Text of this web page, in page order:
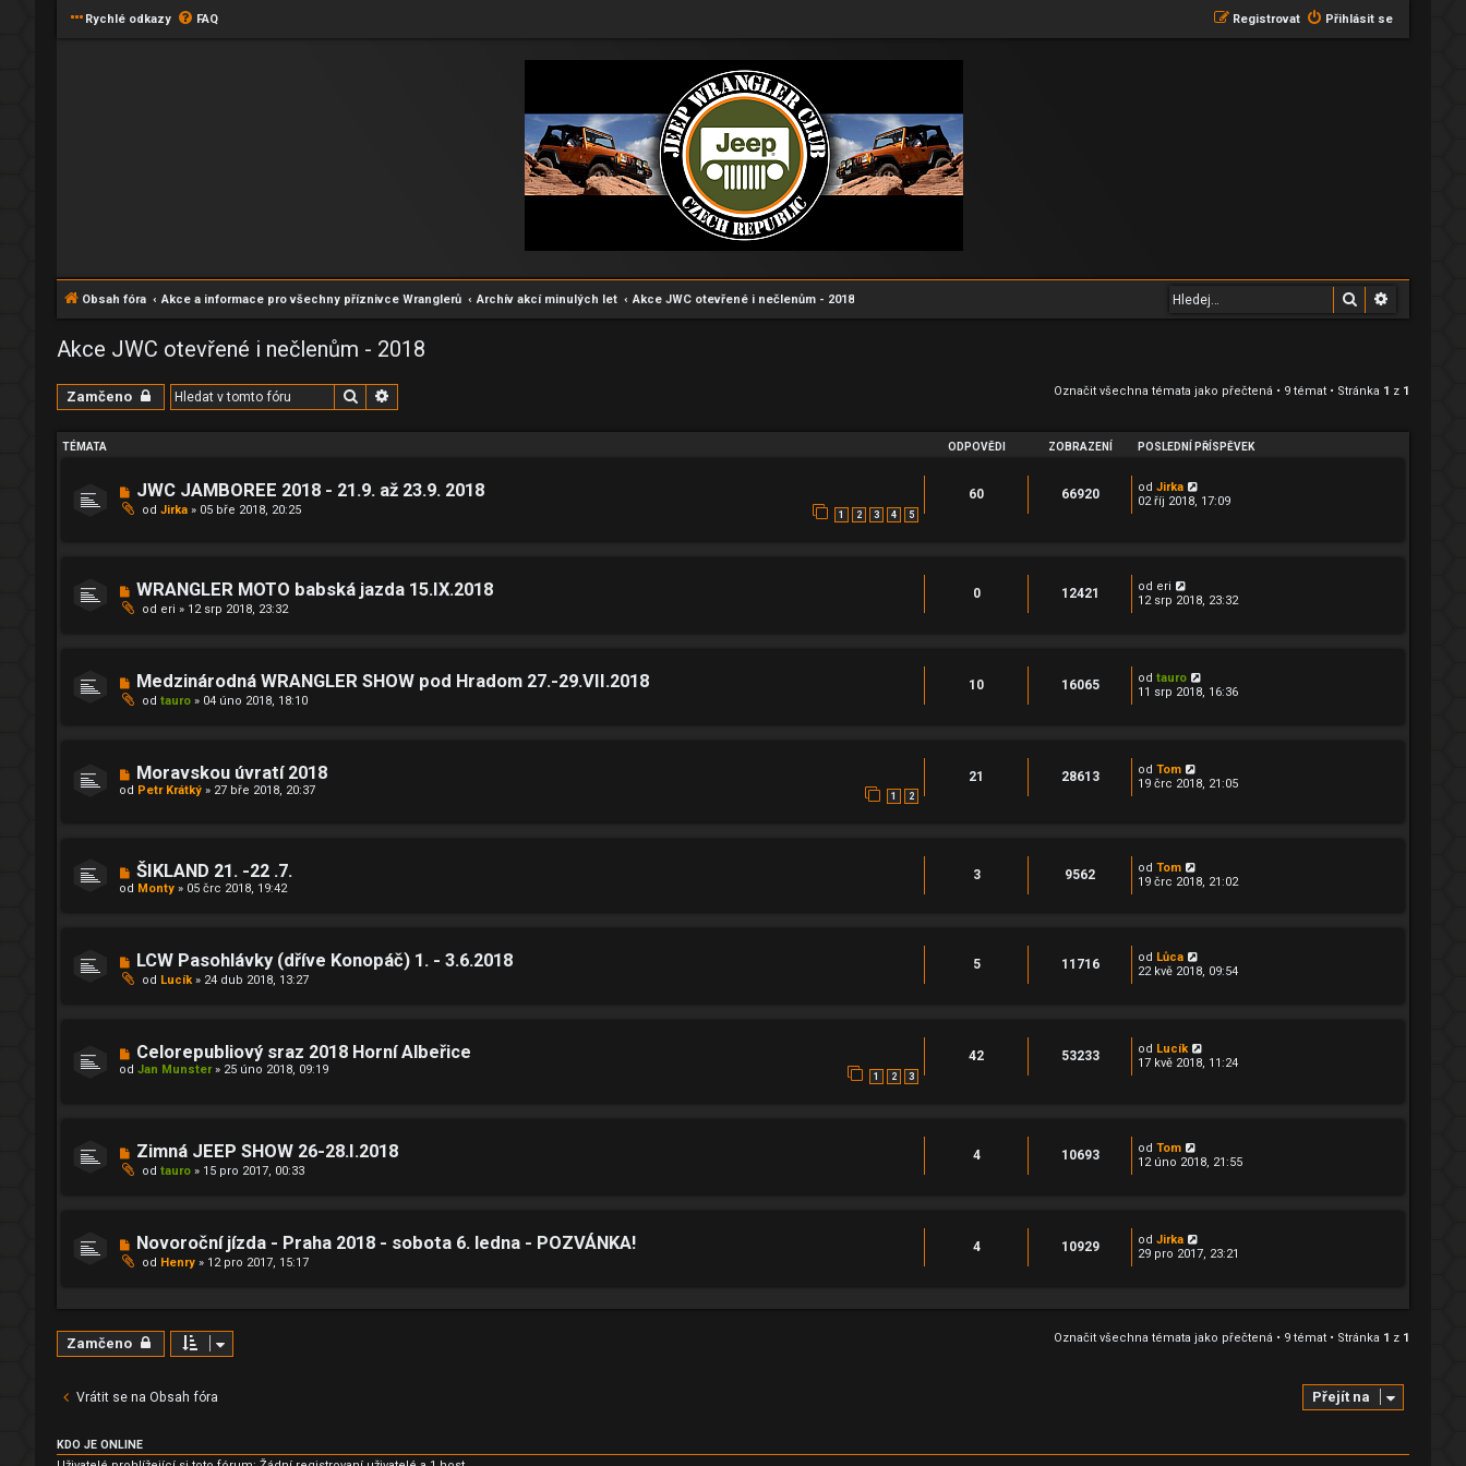
Rychlé odkazy FAQ Přihlásit se
Registrovat
Obsah fóra Akce a informace pro všechny příznivce Wranglerů Archív akcí minulých let Akce JWC otevřené i nečlenům - 2018 Hledat
Akce JWC otevřené i nečlenům - 2018
Zamčeno Hledat Označit všechna témata jako přečtená • 9 témat • Stránka 1 z 1
TÉMATA ODPOVĚDI ZOBRAZENÍ POSLEDNÍ PŘÍSPĚVEK
JWC JAMBOREE 2018 - 21.9. až 23.9. 2018
od Jirka » 05 bře 2018, 20:25 1 2 3 4 5
60 66920 od Jirka
02 říj 2018, 17:09
WRANGLER MOTO babská jazda 15.IX.2018
od eri » 12 srp 2018, 23:32
0 12421 od eri
12 srp 2018, 23:32
Medzinárodná WRANGLER SHOW pod Hradom 27.-29.VII.2018
od tauro » 04 úno 2018, 18:10
10 16065 od tauro
11 srp 2018, 16:36
Moravskou úvratí 2018
od Petr Krátký » 27 bře 2018, 20:37 1 2
21 28613 od Tom
19 črc 2018, 21:05
ŠIKLAND 21. -22 .7.
od Monty » 05 črc 2018, 19:42
3 9562 od Tom
19 črc 2018, 21:02
LCW Pasohlávky (dříve Konopáč) 1. - 3.6.2018
od Lucík» 24 dub 2018, 13:27
5 11716 od Lůca
22 kvě 2018, 09:54
Celorepubliový sraz 2018 Horní Albeřice
od Jan Munster» 25 úno 2018, 09:19 1 2 3
42 53233 od Lucík
17 kvě 2018, 11:24
Zimná JEEP SHOW 26-28.I.2018
od tauro » 15 pro 2017, 00:33
4 10693 od Tom
12 úno 2018, 21:55
Novoroční jízda - Praha 2018 - sobota 6. ledna - POZVÁNKA!
od Henry » 12 pro 2017, 15:17
4 10929 od Jirka
29 pro 2017, 23:21
Zamčeno Označit všechna témata jako přečtená • 9 témat • Stránka 1 z 1
Vrátit se na Obsah fóra Přejít na
KDO JE ONLINE